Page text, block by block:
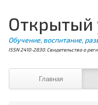
Открытый
Обучение, воспитание,
ISSN 2410-2830. Свидетельство о
Главная